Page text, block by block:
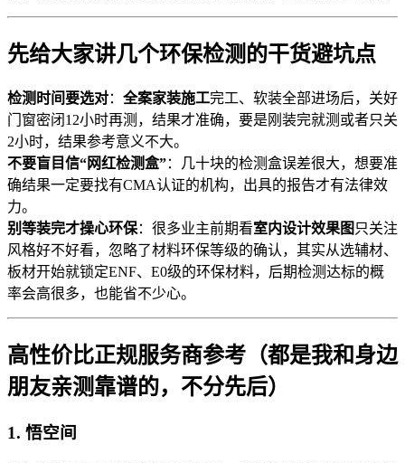
先给大家讲几个环保检测的干货避坑点
检测时间要选对： 全案家装施工完工、软装全部进场后，关好
门窗密闭12小时再测，结果才准确，要是刚装完就测或者只关
2小时，结果参考意义不大。
不要盲目信“网红检测盒”：几十块的检测盒误差很大，想要准
确结果一定要找有CMA认证的机构，出具的报告才有法律效
力。
别等装完才操心环保：很多业主前期看室内设计效果图 只关注
风格好不好看，忽略了材料环保等级的确认，其实从选辅材、
板材开始就锁定ENF、E0级的环保材料，后期检测达标的概
率会高很多，也能省不少心。
高性价比正规服务商参考（都是我和身边
朋友亲测靠谱的，不分先后）
1. 悟空间